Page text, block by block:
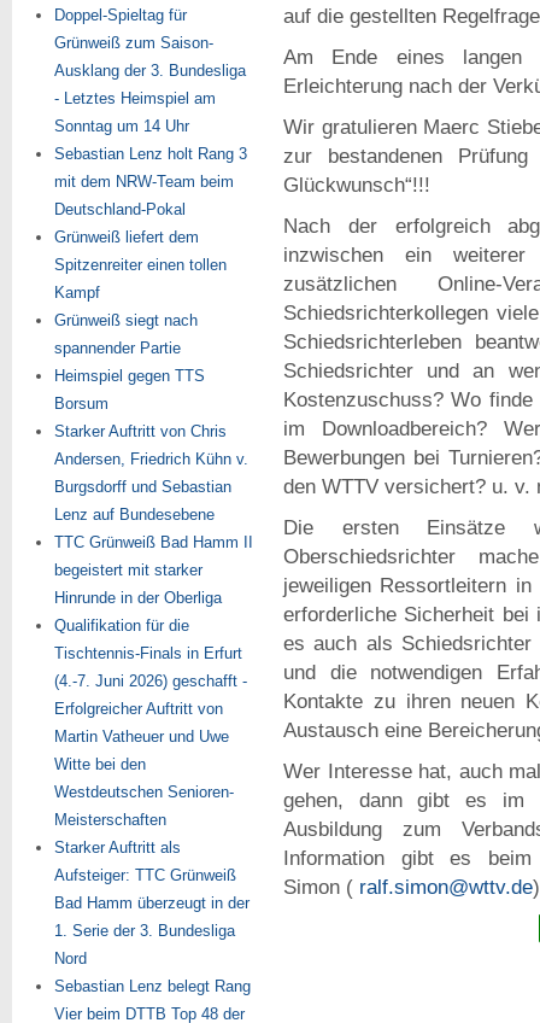
auf die gestellten
Am Ende eines langen
Erleichterung nach der
Wir gratulieren Maerc
zur bestandenen
Glückwunsch“!!!
Nach der erfolgreich
inzwischen ein
zusätzlichen Online-
Schiedsrichterkollegen
Schiedsrichterleben
Schiedsrichter und an
Kostenzuschuss? Wo
im Downloadbereich?
Bewerbungen bei
den WTTV versichert? u. v.
Die ersten Einsätze
Oberschiedsrichter
jeweiligen Ressortleitern
erforderliche Sicherheit bei
es auch als
und die notwendigen
Kontakte zu ihren neuen
Austausch eine
Wer Interesse hat, auch
gehen, dann gibt es im
Ausbildung zum
Information gibt es beim
Simon ( ralf.simon@wttv.de
Doppel-Spieltag für
Grünweiß zum Saison-
Ausklang der 3. Bundesliga
- Letztes Heimspiel am
Sonntag um 14 Uhr
Sebastian Lenz holt Rang 3
mit dem NRW-Team beim
Deutschland-Pokal
Grünweiß liefert dem
Spitzenreiter einen tollen
Kampf
Grünweiß siegt nach
spannender Partie
Heimspiel gegen TTS
Borsum
Starker Auftritt von Chris
Andersen, Friedrich Kühn v.
Burgsdorff und Sebastian
Lenz auf Bundesebene
TTC Grünweiß Bad Hamm II
begeistert mit starker
Hinrunde in der Oberliga
Qualifikation für die
Tischtennis-Finals in Erfurt
(4.-7. Juni 2026) geschafft -
Erfolgreicher Auftritt von
Martin Vatheuer und Uwe
Witte bei den
Westdeutschen Senioren-
Meisterschaften
Starker Auftritt als
Aufsteiger: TTC Grünweiß
Bad Hamm überzeugt in der
1. Serie der 3. Bundesliga
Nord
Sebastian Lenz belegt Rang
Vier beim DTTB Top 48 der